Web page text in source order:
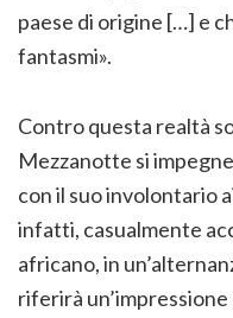
paese di origine […] e
fantasmi».
Contro questa realtà
Mezzanotte si
con il suo involontario
infatti, casualmente
africano, in
riferirà